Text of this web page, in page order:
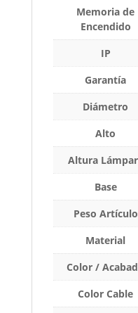
Memoria de
Encendido
IP
Garantía
Diámetro
Alto
Altura
Base
Peso Artículo
Material
Color /
Color Cable